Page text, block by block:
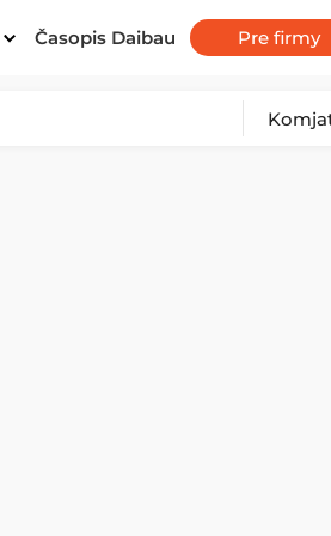
Časopis Daibau Pre firmy